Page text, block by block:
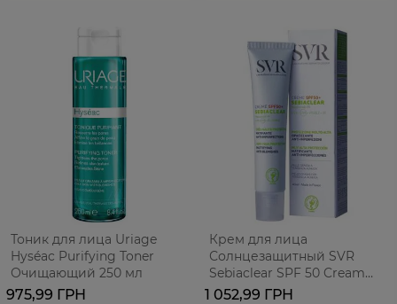
Тоник для лица Uriage
Hyséac Purifying Toner
Очищающий 250 мл
975,99 ГРН
Крем для лица
Солнцезащитный SVR
Sebiaclear SPF 50 Cream
Матирующий 40 мл
1 052,99 ГРН